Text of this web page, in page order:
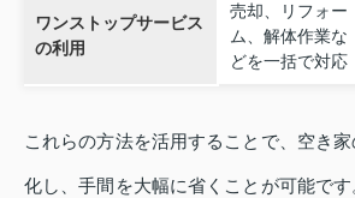
ワンストップサービス
の利用
売却、リフォー
ム、解体作業な
どを一括で対応
これらの方法を活用することで、空き
化し、手間を大幅に省くことが可能で